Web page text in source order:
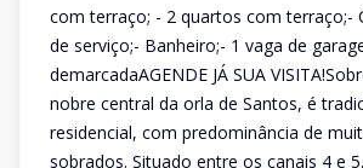
com terraço; - 2 quartos com terraço;-
de serviço;- Banheiro;- 1 vaga de
demarcadaAGENDE JÁ SUA
nobre central da orla de Santos, é
residencial, com predominância de
sobrados. Situado entre os canais 4 e